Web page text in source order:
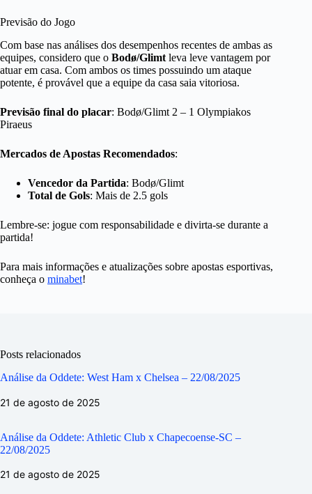
Previsão do Jogo
Com base nas análises dos desempenhos recentes de ambas as
equipes, considero que o Bodø/Glimt leva leve vantagem por
atuar em casa. Com ambos os times possuindo um ataque
potente, é provável que a equipe da casa saia vitoriosa.
Previsão final do placar: Bodø/Glimt 2 – 1 Olympiakos
Piraeus
Mercados de Apostas Recomendados:
Vencedor da Partida: Bodø/Glimt
Total de Gols: Mais de 2.5 gols
Lembre-se: jogue com responsabilidade e divirta-se durante a
partida!
Para mais informações e atualizações sobre apostas esportivas,
conheça o minabet!
Posts relacionados
Análise da Oddete: West Ham x Chelsea – 22/08/2025
21 de agosto de 2025
Análise da Oddete: Athletic Club x Chapecoense-SC –
22/08/2025
21 de agosto de 2025